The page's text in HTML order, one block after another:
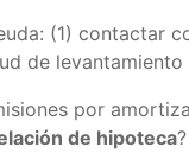
(1) contactar
de
por
de hipoteca